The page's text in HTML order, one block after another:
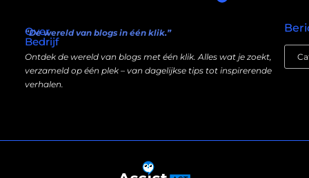
Over
Bedrijf
“De wereld van blogs in één klik.”
Ontdek de wereld van blogs met één klik. Alles wat je zoekt,
verzameld op één plek – van dagelijkse tips tot inspirerende
verhalen.